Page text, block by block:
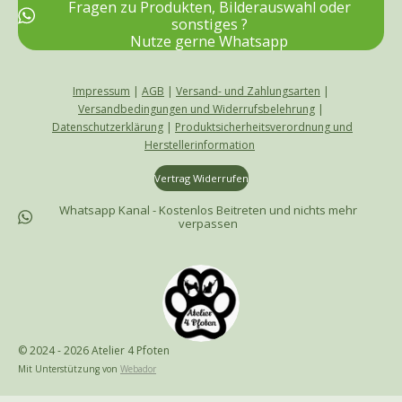
o
k
Fragen zu Produkten, Bilderauswahl oder
sonstiges ?
Nutze gerne Whatsapp
Impressum | AGB | Versand- und Zahlungsarten |
Versandbedingungen und Widerrufsbelehrung |
Datenschutzerklärung | Produktsicherheitsverordnung und
Herstellerinformation
Vertrag Widerrufen
Whatsapp Kanal - Kostenlos Beitreten und nichts mehr
verpassen
© 2024 - 2026 Atelier 4 Pfoten
Mit Unterstützung von Webador